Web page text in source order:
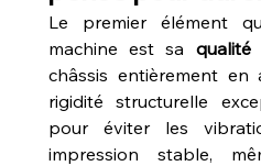
Le premier élément
machine est sa qualité
châssis entièrement en
rigidité structurelle
pour éviter les
impression stable,